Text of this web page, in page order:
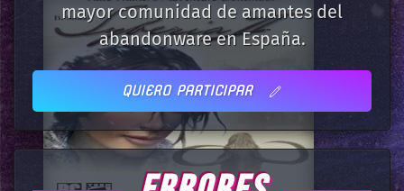
mayor comunidad de amantes del
abandonware en España.
QUIERO PARTICIPAR